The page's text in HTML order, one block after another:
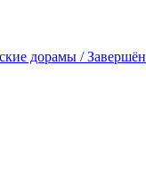
дорамы / Завершён